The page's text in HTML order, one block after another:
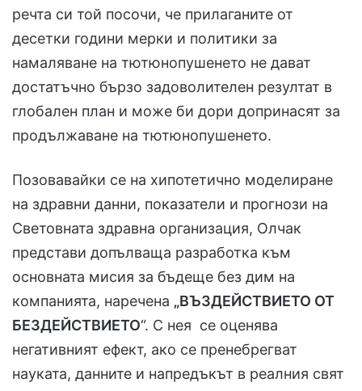
речта си той посочи, че прилаганите от
десетки години мерки и политики за
намаляване на тютюнопушенето не дават
достатъчно бързо задоволителен резултат в
глобален план и може би дори допринасят за
продължаване на тютюнопушенето.
Позовавайки се на хипотетично моделиране
на здравни данни, показатели и прогнози на
Световната здравна организация, Олчак
представи допълваща разработка към
основната мисия за бъдеще без дим на
компанията, наречена „ВЪЗДЕЙСТВИЕТО ОТ
БЕЗДЕЙСТВИЕТО“. С нея се оценява
негативният ефект, ако се пренебрегват
науката, данните и напредъкът в реалния свят